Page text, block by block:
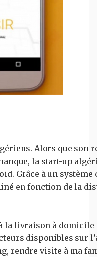
Alors que son
la start-up
Grâce à un
en fonction de la
la livraison à
disponibles sur
visite à ma